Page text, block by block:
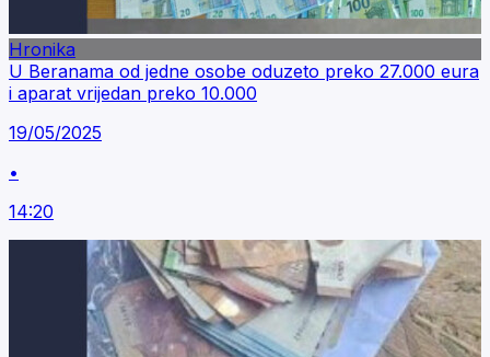
Hronika
U Beranama od jedne osobe oduzeto preko 27.000 eura
i aparat vrijedan preko 10.000
19/05/2025
•
14:20